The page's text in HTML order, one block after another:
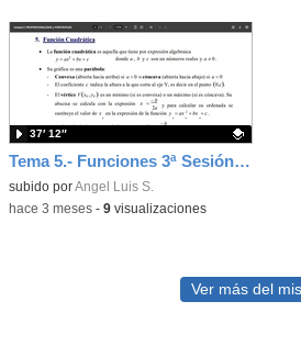
Tema 5.- Funciones 3ª Sesión 07-05-2026
Contenido educativo.
subido porAngel Luis S.
37′ 12″
-hace 3 meses- 9visualizaciones
Ver más del